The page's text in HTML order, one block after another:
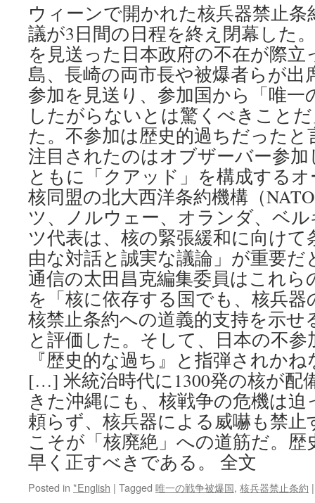
ウィーンで開かれた核兵器禁止条
議が3日間の日程を終え閉幕した
を見送った日本政府の不在が際
島、長崎の両市長や被爆者らが出
参加を見送り、参加国から「唯一
したがらないとは驚くべきこと
た。不参加は歴史的過ちだった
注目されたのはオブザーバー参
ともに「クアッド」を構成する
核同盟の北大西洋条約機構（
ツ、ノルウェー、オランダ、ベ
ツ代表は、核の緊張緩和に向けて
由な対話と誠実な議論」が重要
通信の太田昌克編集委員はこれ
を「核に依存する国でも、核兵
核禁止条約への道義的支持を示せ
と評価した。そして、日本の不
『歴史的な過ち』と指弾されか
[…] 米統治時代に1300発の核が配
きた沖縄にも、核戦争の危機は
頼らず、核兵器による威嚇も禁止
こそが「核廃絶」への道筋だ。
早く正すべきである。 全文
Posted in *English | Tagged 唯一の戦争被爆国, 核兵器禁止条約 |